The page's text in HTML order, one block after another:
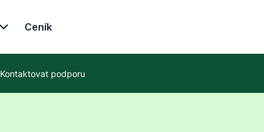
Ceník
Kontaktovat podporu